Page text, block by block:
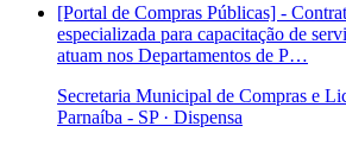
[Portal de Compras Públicas] -
especializada para capacitação de
atuam nos Departamentos de P…
Secretaria Municipal de Compras e
Parnaíba - SP· Dispensa